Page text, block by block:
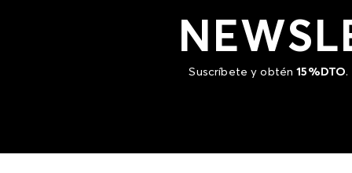
Suscríbete y obtén15%DTO.